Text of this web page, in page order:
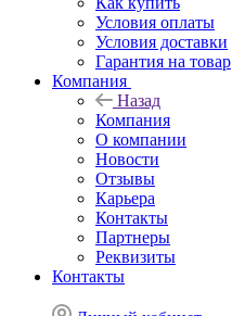
Условия оплаты
Условия доставки
Гарантия на товар
Компания
Назад
Компания
О компании
Новости
Отзывы
Карьера
Контакты
Партнеры
Реквизиты
Контакты